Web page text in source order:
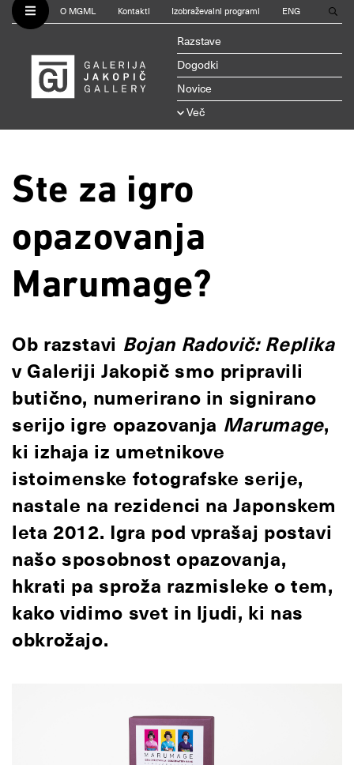
O MGML Kontakti Izobraževalni programi ENG
Razstave
Dogodki
Novice
Več
Ste za igro
opazovanja
Marumage?
Ob razstavi Bojan Radovič: Replika
v Galeriji Jakopič smo pripravili
butično, numerirano in signirano
serijo igre opazovanja Marumage,
ki izhaja iz umetnikove
istoimenske fotografske serije,
nastale na rezidenci na Japonskem
leta 2012. Igra pod vprašaj postavi
našo sposobnost opazovanja,
hkrati pa sproža razmisleke o tem,
kako vidimo svet in ljudi, ki nas
obkrožajo.